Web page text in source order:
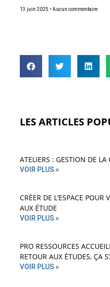
13 juin 2025 Aucun commentaire
LES ARTICLES
ATELIERS : GESTION DE LA
VOIR PLUS »
CRÉER DE L’ESPACE POUR
AUX ÉTUDE
VOIR PLUS »
PRO RESSOURCES
RETOUR AUX ÉTUDES, ÇA
VOIR PLUS »